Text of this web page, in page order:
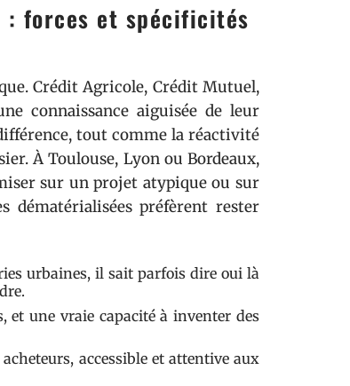
: forces et spécificités
Crédit Agricole, Crédit Mutuel,
connaissance aiguisée de leur
tout comme la réactivité
À Toulouse, Lyon ou Bordeaux,
sur un projet atypique ou sur
dématérialisées préfèrent rester
urbaines, il sait parfois dire oui là
une vraie capacité à inventer des
accessible et attentive aux